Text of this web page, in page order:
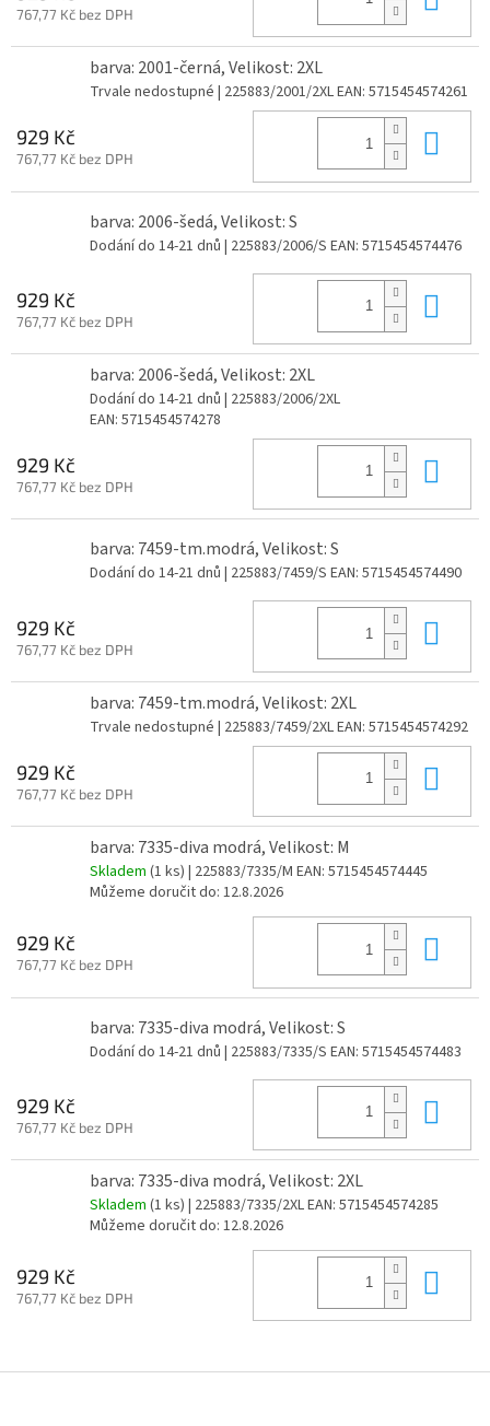
767,77 Kč bez DPH
barva: 2001-černá, Velikost: 2XL
Trvale nedostupné | 225883/2001/2XLEAN: 5715454574261
929 Kč
767,77 Kč bez DPH
barva: 2006-šedá, Velikost: S
Dodání do 14-21 dnů | 225883/2006/S EAN: 5715454574476
929 Kč
767,77 Kč bez DPH
barva: 2006-šedá, Velikost: 2XL
Dodání do 14-21 dnů | 225883/2006/2XL
EAN: 5715454574278
929 Kč
767,77 Kč bez DPH
barva: 7459-tm.modrá, Velikost: S
Dodání do 14-21 dnů | 225883/7459/S EAN: 5715454574490
929 Kč
767,77 Kč bez DPH
barva: 7459-tm.modrá, Velikost: 2XL
Trvale nedostupné | 225883/7459/2XLEAN: 5715454574292
929 Kč
767,77 Kč bez DPH
barva: 7335-diva modrá, Velikost: M
Skladem (1 ks) | 225883/7335/M EAN: 5715454574445
Můžeme doručit do: 12.8.2026
929 Kč
767,77 Kč bez DPH
barva: 7335-diva modrá, Velikost: S
Dodání do 14-21 dnů | 225883/7335/S EAN: 5715454574483
929 Kč
767,77 Kč bez DPH
barva: 7335-diva modrá, Velikost: 2XL
Skladem (1 ks) | 225883/7335/2XLEAN: 5715454574285
Můžeme doručit do: 12.8.2026
929 Kč
767,77 Kč bez DPH